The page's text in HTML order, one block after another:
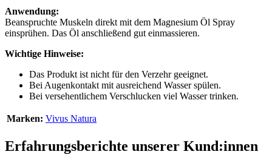
Anwendung:
Beanspruchte Muskeln direkt mit dem Magnesium Öl Spray
einsprühen. Das Öl anschließend gut einmassieren.
Wichtige Hinweise:
Das Produkt ist nicht für den Verzehr geeignet.
Bei Augenkontakt mit ausreichend Wasser spülen.
Bei versehentlichem Verschlucken viel Wasser trinken.
Marken: Vivus Natura
Erfahrungsberichte unserer Kund:innen